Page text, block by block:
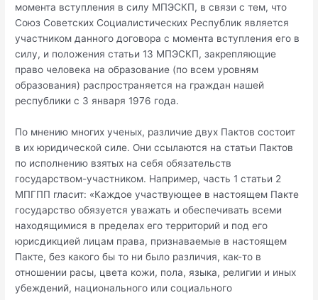
момента вступления в силу МПЭСКП, в связи с тем, что
Союз Советских Социалистических Республик является
участником данного договора с момента вступления его в
силу, и положения статьи 13 МПЭСКП, закрепляющие
право человека на образование (по всем уровням
образования) распространяется на граждан нашей
республики с 3 января 1976 года.
По мнению многих ученых, различие двух Пактов состоит
в их юридической силе. Они ссылаются на статьи Пактов
по исполнению взятых на себя обязательств
государством-участником. Например, часть 1 статьи 2
МПГПП гласит: «Каждое участвующее в настоящем Пакте
государство обязуется уважать и обеспечивать всеми
находящимися в пределах его территорий и под его
юрисдикцией лицам права, признаваемые в настоящем
Пакте, без какого бы то ни было различия, как-то в
отношении расы, цвета кожи, пола, языка, религии и иных
убеждений, национального или социального